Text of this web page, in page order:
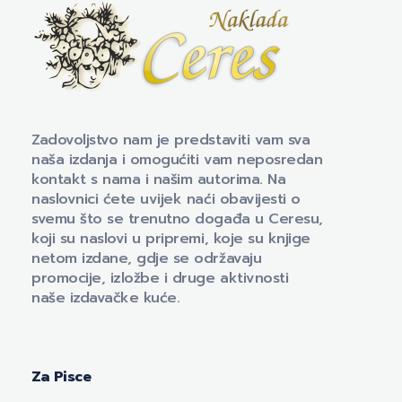
Zadovoljstvo nam je predstaviti vam sva
naša izdanja i omogućiti vam neposredan
kontakt s nama i našim autorima. Na
naslovnici ćete uvijek naći obavijesti o
svemu što se trenutno događa u Ceresu,
koji su naslovi u pripremi, koje su knjige
netom izdane, gdje se održavaju
promocije, izložbe i druge aktivnosti
naše izdavačke kuće.
Za Pisce